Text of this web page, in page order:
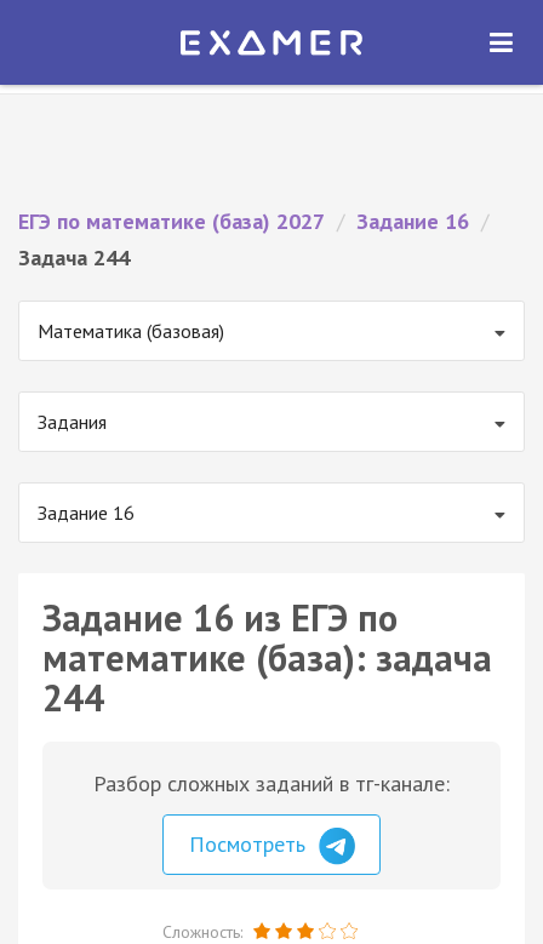
Экзамер — ЕГЭ 2027
ОТКРЫТЬ
ЕГЭ по математике (база) 2027 / Задание 16 /
Задача 244
Математика (базовая)
Задания
Задание 16
Задание 16 из ЕГЭ по
математике (база): задача
244
Разбор сложных заданий в тг-канале:
Посмотреть
Сложность: